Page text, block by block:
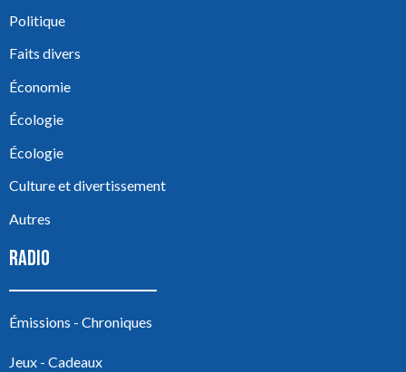
Politique
Faits divers
Économie
Écologie
Écologie
Culture et divertissement
Autres
RADIO
Émissions - Chroniques
Jeux - Cadeaux